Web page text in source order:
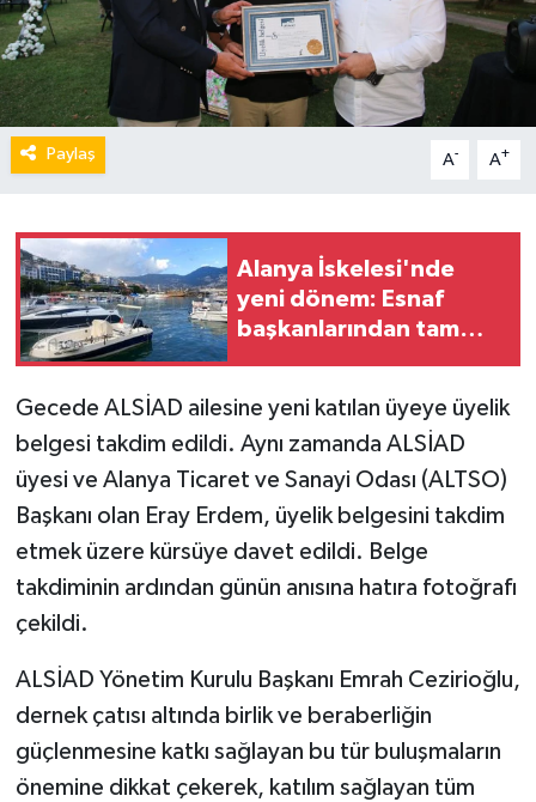
Paylaş A- A+
Alanya İskelesi'nde
yeni dönem: Esnaf
başkanlarından tam
Gecede ALSİAD ailesine yeni katılan üyeye üyelik
belgesi takdim edildi. Aynı zamanda ALSİAD
üyesi ve Alanya Ticaret ve Sanayi Odası (ALTSO)
Başkanı olan Eray Erdem, üyelik belgesini takdim
etmek üzere kürsüye davet edildi. Belge
takdiminin ardından günün anısına hatıra fotoğrafı
çekildi.
ALSİAD Yönetim Kurulu Başkanı Emrah Cezirioğlu,
dernek çatısı altında birlik ve beraberliğin
güçlenmesine katkı sağlayan bu tür buluşmaların
önemine dikkat çekerek, katılım sağlayan tüm